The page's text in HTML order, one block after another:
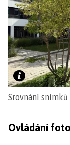
Srovnání snímků
Ovládání